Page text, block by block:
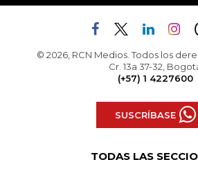
© 2026, RCN Medios. Todos los
Cr. 13a 37-32,
(+57) 1 4227600
SUSCRÍBASE
TODAS LAS